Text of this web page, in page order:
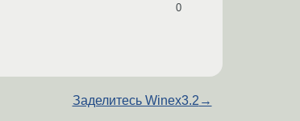
0
Заделитесь Winex3.2 →